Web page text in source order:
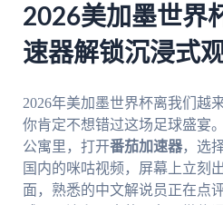
2026美加墨世界
速器解锁沉浸式
2026年美加墨世界杯离我们越
你肯定不想错过这场足球盛宴
公寓里，打开番茄加速器，选
国内的咪咕视频，屏幕上立刻
面，熟悉的中文解说员正在点